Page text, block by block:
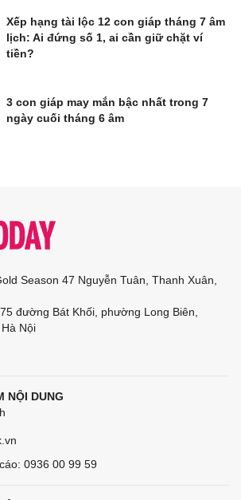
Xếp hạng tài lộc 12 con giáp tháng 7 âm
lịch: Ai đứng số 1, ai cần giữ chặt ví
tiền?
3 con giáp may mắn bậc nhất trong 7
ngày cuối tháng 6 âm
Season 47 Nguyễn Tuân, Thanh Xuân,
đường Bát Khối, phường Long Biên,
Nội
NỘI DUNG
0936 00 99 59